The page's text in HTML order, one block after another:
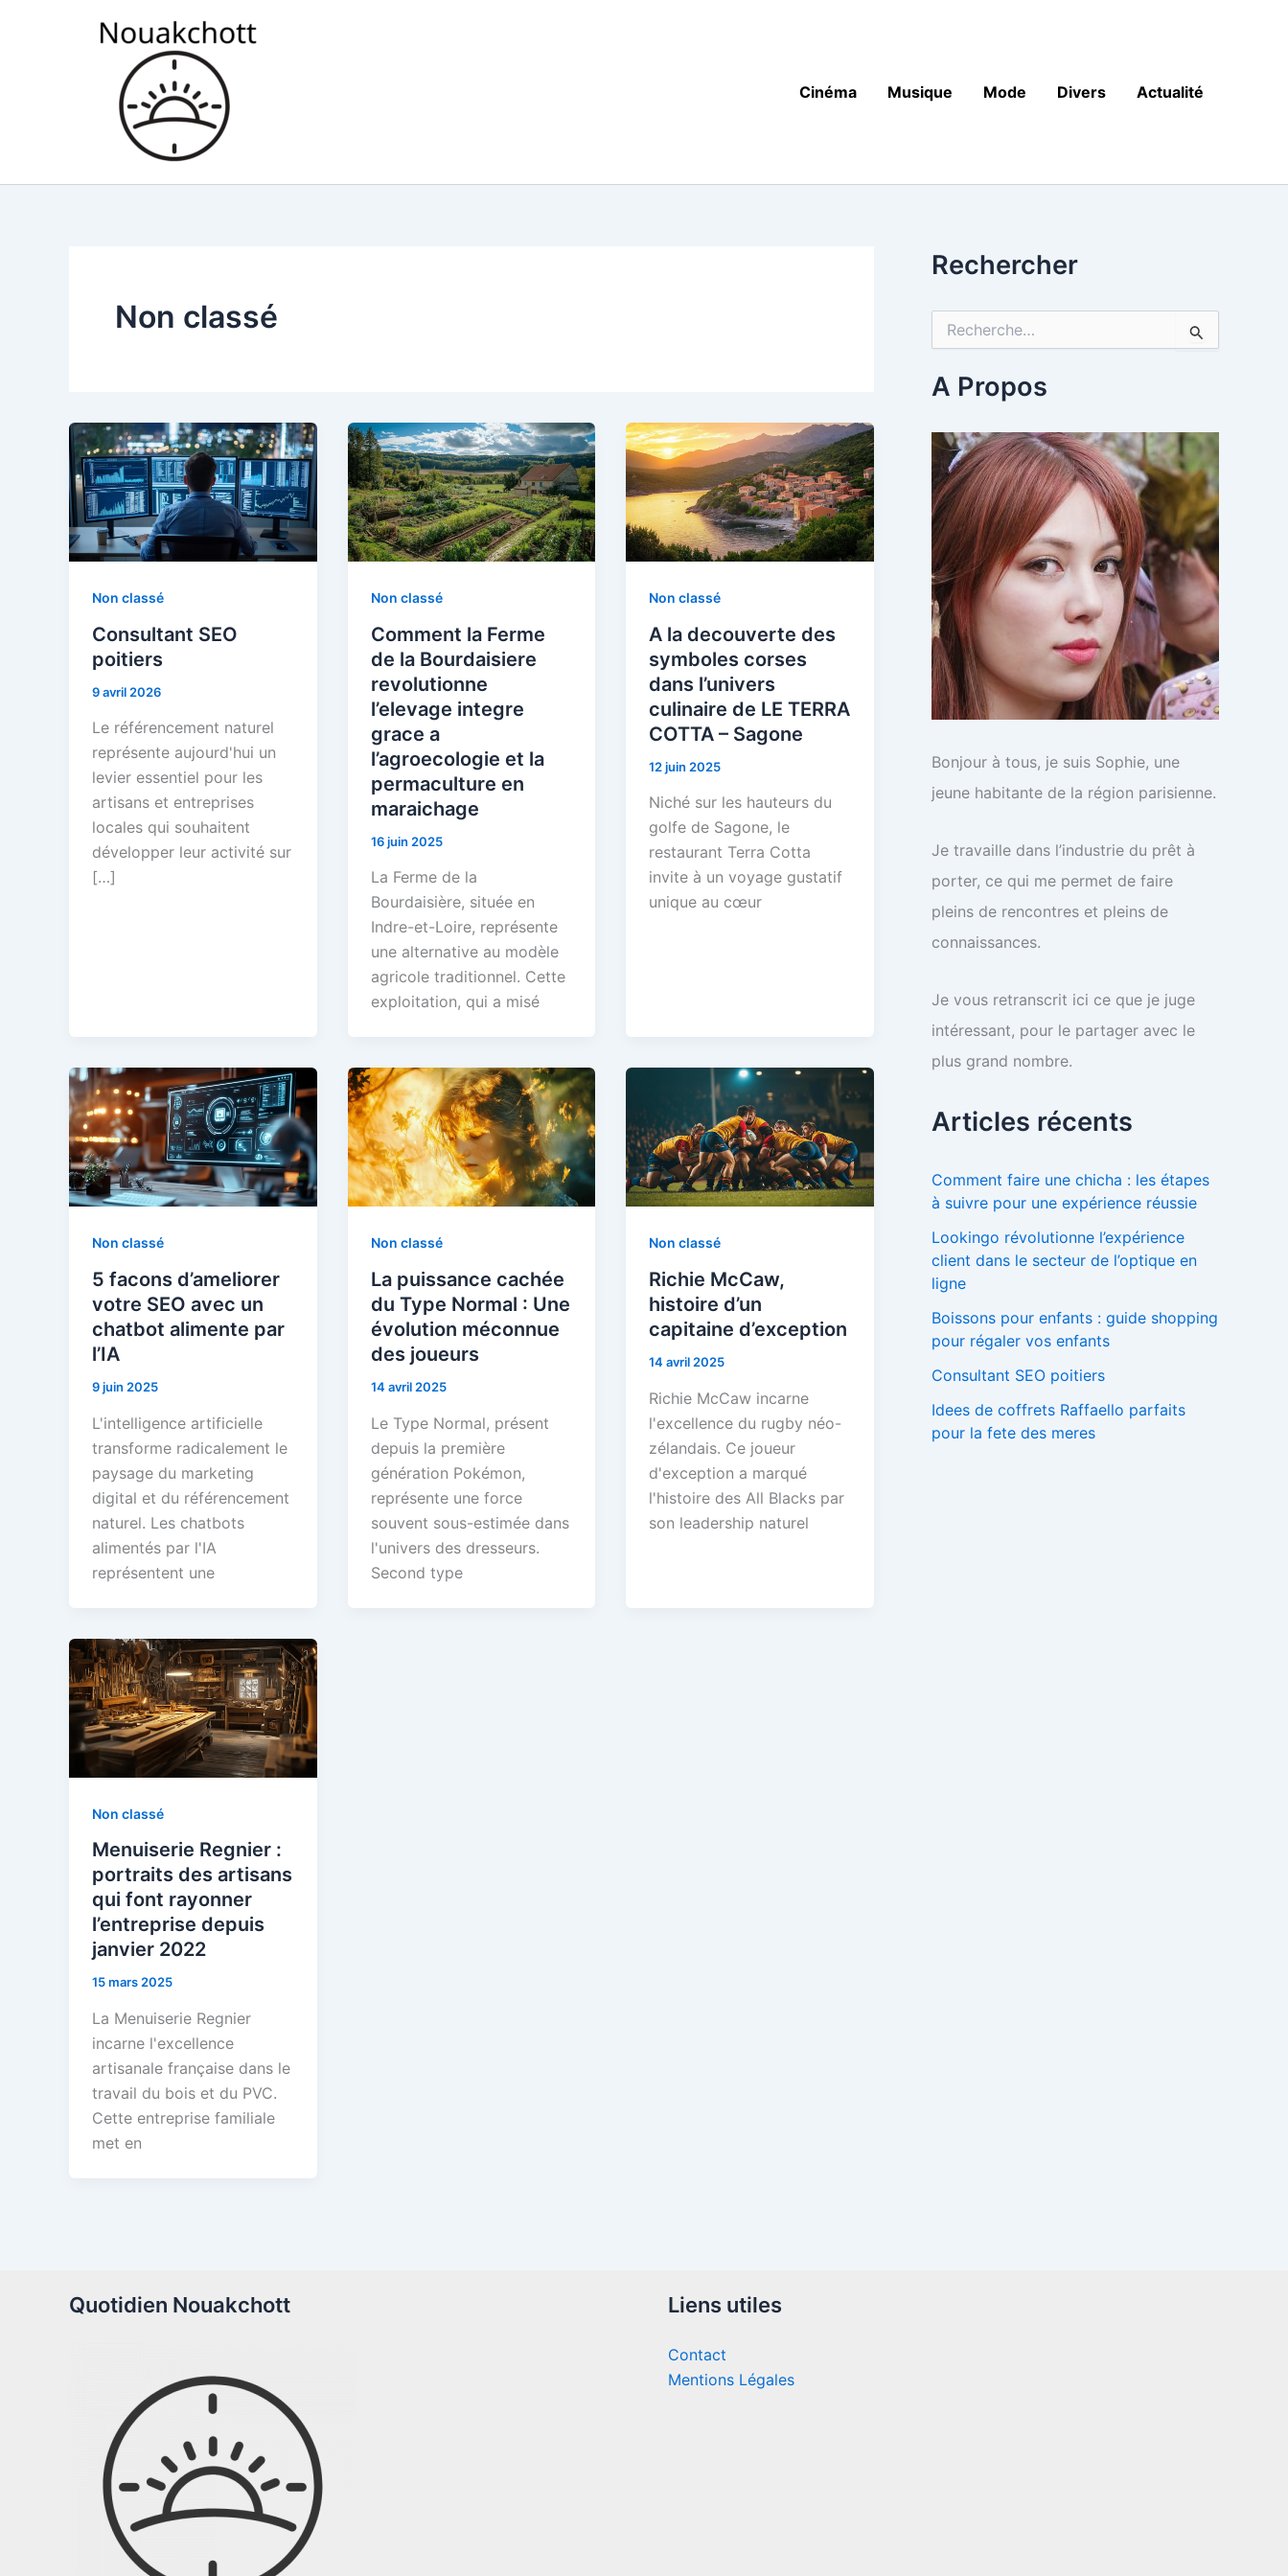
Cinéma
Musique Mode Divers Actualité
Non classé
Non classé
Consultant SEO
poitiers
9 avril 2026
Le référencement naturel
représente aujourd'hui un
levier essentiel pour les
artisans et entreprises
locales qui souhaitent
développer leur activité sur
[…]
Non classé
Comment la Ferme
de la Bourdaisiere
revolutionne
l’elevage integre
grace a
l’agroecologie et la
permaculture en
maraichage
16 juin 2025
La Ferme de la
Bourdaisière, située en
Indre-et-Loire, représente
une alternative au modèle
agricole traditionnel. Cette
exploitation, qui a misé
Non classé
A la decouverte des
symboles corses
dans l’univers
culinaire de LE TERRA
COTTA – Sagone
12 juin 2025
Niché sur les hauteurs du
golfe de Sagone, le
restaurant Terra Cotta
invite à un voyage gustatif
unique au cœur
Non classé
5 facons d’ameliorer
votre SEO avec un
chatbot alimente par
l’IA
9 juin 2025
L'intelligence artificielle
transforme radicalement le
paysage du marketing
digital et du référencement
naturel. Les chatbots
alimentés par l'IA
représentent une
Non classé
La puissance cachée
du Type Normal : Une
évolution méconnue
des joueurs
14 avril 2025
Le Type Normal, présent
depuis la première
génération Pokémon,
représente une force
souvent sous-estimée dans
l'univers des dresseurs.
Second type
Non classé
Richie McCaw,
histoire d’un
capitaine d’exception
14 avril 2025
Richie McCaw incarne
l'excellence du rugby néo-
zélandais. Ce joueur
d'exception a marqué
l'histoire des All Blacks par
son leadership naturel
Non classé
Menuiserie Regnier :
portraits des artisans
qui font rayonner
l’entreprise depuis
janvier 2022
15 mars 2025
La Menuiserie Regnier
incarne l'excellence
artisanale française dans le
travail du bois et du PVC.
Cette entreprise familiale
met en
Rechercher
h
e
c
e
r
:
A Propos
Bonjour à tous, je suis Sophie, une
jeune habitante de la région parisienne.
Je travaille dans l’industrie du prêt à
porter, ce qui me permet de faire
pleins de rencontres et pleins de
connaissances.
Je vous retranscrit ici ce que je juge
intéressant, pour le partager avec le
plus grand nombre.
Articles récents
Comment faire une chicha : les étapes
à suivre pour une expérience réussie
Lookingo révolutionne l’expérience
client dans le secteur de l’optique en
ligne
Boissons pour enfants : guide shopping
pour régaler vos enfants
Consultant SEO poitiers
Idees de coffrets Raffaello parfaits
pour la fete des meres
Quotidien Nouakchott Liens utiles
Contact
Mentions Légales